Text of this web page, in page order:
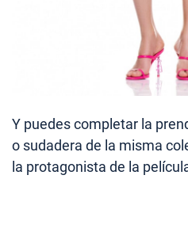
Y puedes completar la
o sudadera de la misma
la protagonista de la